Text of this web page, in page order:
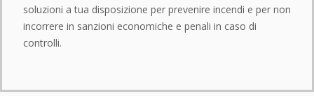
soluzioni a tua disposizione per prevenire incendi e per non
incorrere in sanzioni economiche e penali in caso di
controlli.